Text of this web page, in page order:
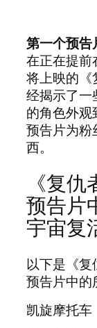
第一个预告
在正在提前
将上映的《
经揭示了一
的角色外
预告片为粉
西。
《复
预告片
宇宙复
以下是《复
预告片中的
凯旋摩托车